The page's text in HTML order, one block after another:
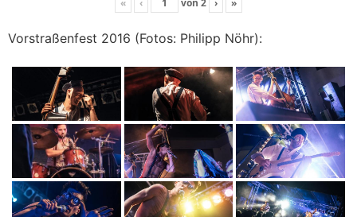
Vorstraßenfest 2016 (Fotos: Philipp Nöhr):